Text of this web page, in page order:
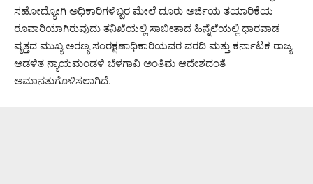
ಸಹೋದ್ಯೋಗಿ ಅಧಿಕಾರಿಗಳಿಬ್ಬರ ಮೇಲೆ ದೂರು ಅರ್ಜಿಯ ತಯಾರಿಕೆಯ
ರೂವಾರಿಯಾಗಿರುವುದು ತನಿಖೆಯಲ್ಲಿ ಸಾಬೀತಾದ ಹಿನ್ನೆಲೆಯಲ್ಲಿ ಧಾರವಾಡ
ವೃತ್ತದ ಮುಖ್ಯ ಅರಣ್ಯ ಸಂರಕ್ಷಣಾಧಿಕಾರಿಯವರ ವರದಿ ಮತ್ತು ಕರ್ನಾಟಕ ರಾಜ್ಯ
ಆಡಳಿತ ನ್ಯಾಯಮಂಡಳಿ ಬೆಳಗಾವಿ ಅಂತಿಮ ಆದೇಶದಂತೆ
ಅಮಾನತುಗೊಳಿಸಲಾಗಿದೆ.